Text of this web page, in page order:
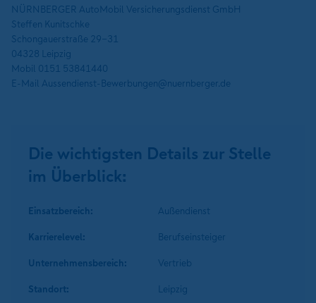
NÜRNBERGER AutoMobil Versicherungsdienst GmbH
Steffen Kunitschke
Schongauerstraße 29-31
04328 Leipzig
Mobil 0151 53841440
E-Mail Aussendienst-Bewerbungen@nuernberger.de
Die wichtigsten Details zur Stelle
im Überblick:
Einsatzbereich:
Außendienst
Karrierelevel:
Berufseinsteiger
Unternehmens­bereich:
Vertrieb
Standort:
Leipzig